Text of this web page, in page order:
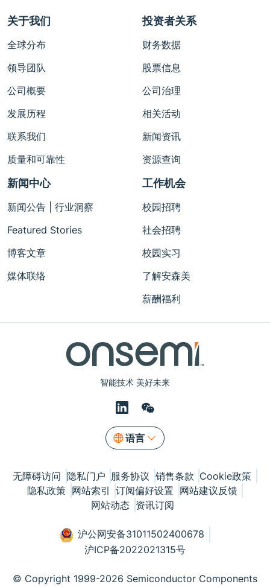
智能技术 美好未来
语言
关于我们
全球分布
领导团队
公司概要
发展历程
联系我们
质量和可靠性
投资者关系
财务数据
股票信息
公司治理
相关活动
新闻资讯
资源查询
新闻中心
新闻公告 | 行业洞察
Featured Stories
博客文章
媒体联络
工作机会
校园招聘
社会招聘
校园实习
了解安森美
薪酬福利
无障碍访问 隐私门户 服务协议 销售条款 Cookie政策
隐私政策 网站索引 订阅偏好设置 网站建议反馈
网站动态 资讯订阅
沪公网安备31011502400678
沪ICP备2022021315号
© Copyright 1999-2026 Semiconductor Components